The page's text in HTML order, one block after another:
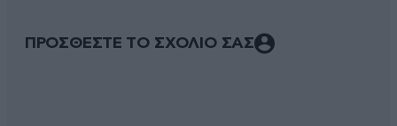
ΠΡΟΣΘΕΣΤΕ ΤΟ ΣΧΟΛΙΟ ΣΑΣ